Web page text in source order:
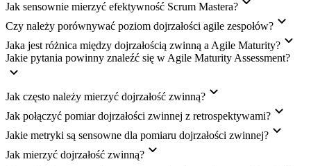
Jak sensownie mierzyć efektywność Scrum Mastera?
Czy należy porównywać poziom dojrzałości agile zespołów?
Jaka jest różnica między dojrzałością zwinną a Agile Maturity?
Jakie pytania powinny znaleźć się w Agile Maturity Assessment?
Jak często należy mierzyć dojrzałość zwinną?
Jak połączyć pomiar dojrzałości zwinnej z retrospektywami?
Jakie metryki są sensowne dla pomiaru dojrzałości zwinnej?
Jak mierzyć dojrzałość zwinną?